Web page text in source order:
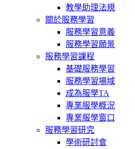
教學助理法規
關於服務學習
服務學習意義
服務學習願景
服務學習課程
基礎服務學習
服務學習場域
成為服學TA
專業服學概況
專業服學窗口
服務學習研究
學術研討會